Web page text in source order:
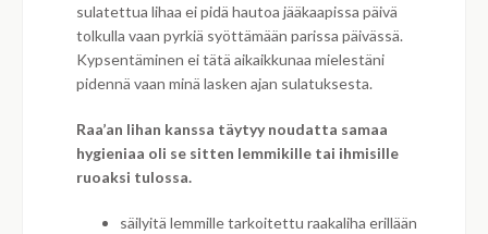
sulatettua lihaa ei pidä hautoa jääkaapissa päivä
tolkulla vaan pyrkiä syöttämään parissa päivässä.
Kypsentäminen ei tätä aikaikkunaa mielestäni
pidennä vaan minä lasken ajan sulatuksesta.
Raa’an lihan kanssa täytyy noudatta samaa
hygieniaa oli se sitten lemmikille tai ihmisille
ruoaksi tulossa.
säilyitä lemmille tarkoitettu raakaliha erillään